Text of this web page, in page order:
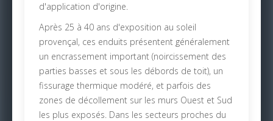
d'application d'origine.
Après 25 à 40 ans d'exposition au soleil
provençal, ces enduits présentent généralement
un encrassement important (noircissement des
parties basses et sous les débords de toit), un
fissurage thermique modéré, et parfois des
zones de décollement sur les murs Ouest et Sud
les plus exposés. Dans les secteurs proches du